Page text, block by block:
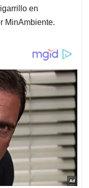
en
MinAmbiente.